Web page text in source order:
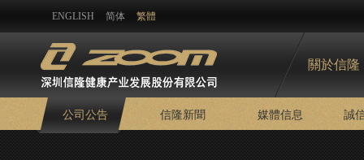
ENGLISH 简体 繁體
關於信隆
公司公告 信隆新聞 媒體信息 誠